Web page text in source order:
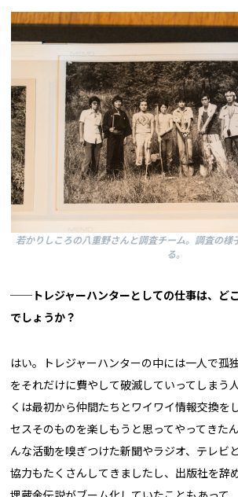
若かりしころの八重野さんと調査チーム。調査の様
る。
──トレジャーハンターとしての仕事は、ど
でしょうか？
はい。トレジャーハンターの中には一人で孤
をそれだけに費やして破滅していってしまう
くは最初から仲間たちとワイワイ情報交換を
セスそのものを楽しもうと思ってやってきた
んな活動を嗅ぎつけた新聞やラジオ、テレビ
協力もたくさんしてきましたし、出版社を辞